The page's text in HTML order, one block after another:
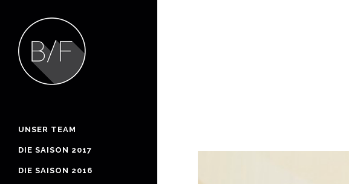
UNSER TEAM
DIE SAISON 2017
DIE SAISON 2016